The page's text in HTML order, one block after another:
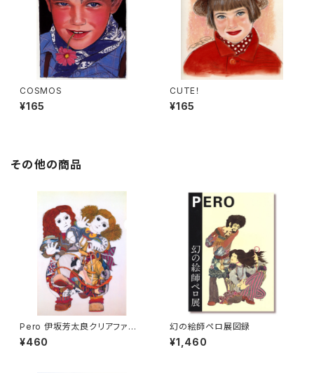
COSMOS
¥165
CUTE！
¥165
その他の商品
Pero 伊坂芳太良クリアファイ
ル1
¥460
幻の絵師ペロ展図録
¥1,460